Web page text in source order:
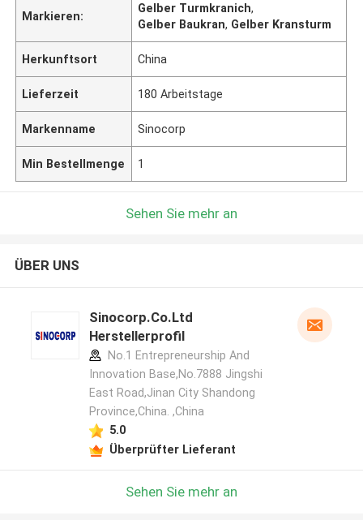
Markieren:
Gelber Turmkranich,
Gelber Baukran, Gelber Kransturm
Herkunftsort China
Lieferzeit 180 Arbeitstage
Markenname Sinocorp
Min Bestellmenge 1
Sehen Sie mehr an
ÜBER UNS
Sinocorp.Co.Ltd
Herstellerprofil
No.1 Entrepreneurship And
Innovation Base,No.7888 Jingshi
East Road,Jinan City Shandong
Province,China. ,China
5.0
Überprüfter Lieferant
Sehen Sie mehr an